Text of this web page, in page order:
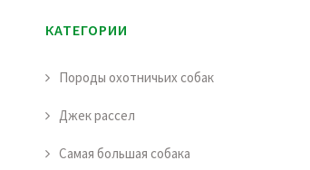
КАТЕГОРИИ
Породы охотничьих собак
Джек рассел
Самая большая собака